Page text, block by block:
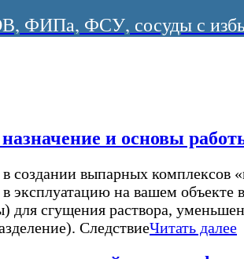
ФИПа, ФСУ, сосуды с
и основы
выпарных комплексов
эксплуатацию на вашем
для сгущения раствора,
СледствиеЧитать далее